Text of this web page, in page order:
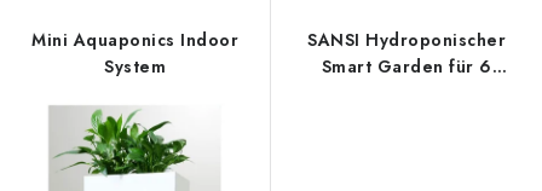
Mini Aquaponics Indoor
System
SANSI Hydroponischer
Smart Garden für 6